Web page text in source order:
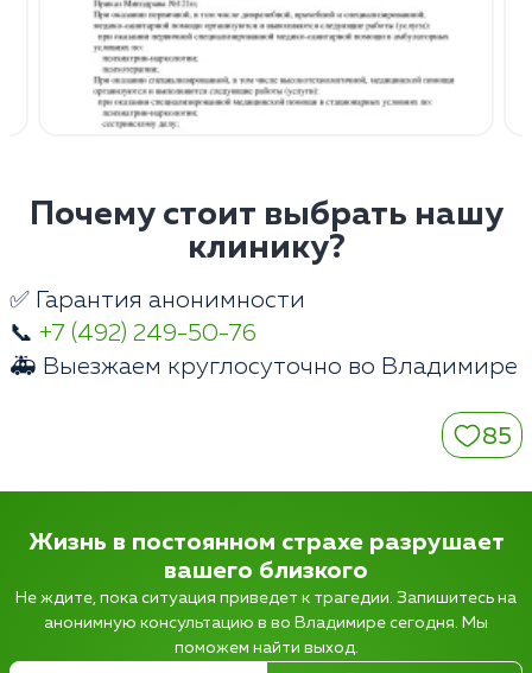
Почему стоит выбрать нашу
клинику?
✅ Гарантия анонимности
📞 +7 (492) 249-50-76
🚑 Выезжаем круглосуточно во Владимире
85
Жизнь в постоянном страхе разрушает
вашего близкого
Не ждите, пока ситуация приведет к трагедии. Запишитесь на
анонимную консультацию в во Владимире сегодня. Мы
поможем найти выход.